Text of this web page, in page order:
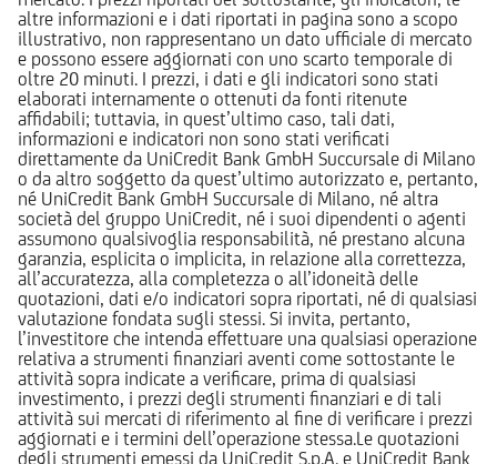
altre informazioni e i dati riportati in pagina sono a scopo
illustrativo, non rappresentano un dato ufficiale di mercato
e possono essere aggiornati con uno scarto temporale di
oltre 20 minuti. I prezzi, i dati e gli indicatori sono stati
elaborati internamente o ottenuti da fonti ritenute
affidabili; tuttavia, in quest’ultimo caso, tali dati,
informazioni e indicatori non sono stati verificati
direttamente da UniCredit Bank GmbH Succursale di Milano
o da altro soggetto da quest’ultimo autorizzato e, pertanto,
né UniCredit Bank GmbH Succursale di Milano, né altra
società del gruppo UniCredit, né i suoi dipendenti o agenti
assumono qualsivoglia responsabilità, né prestano alcuna
garanzia, esplicita o implicita, in relazione alla correttezza,
all’accuratezza, alla completezza o all’idoneità delle
quotazioni, dati e/o indicatori sopra riportati, né di qualsiasi
valutazione fondata sugli stessi. Si invita, pertanto,
l’investitore che intenda effettuare una qualsiasi operazione
relativa a strumenti finanziari aventi come sottostante le
attività sopra indicate a verificare, prima di qualsiasi
investimento, i prezzi degli strumenti finanziari e di tali
attività sui mercati di riferimento al fine di verificare i prezzi
aggiornati e i termini dell’operazione stessa.Le quotazioni
degli strumenti emessi da UniCredit S.p.A. e UniCredit Bank